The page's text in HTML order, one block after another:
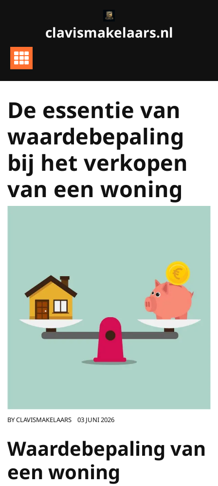
clavismakelaars.nl
De essentie van
waardebepaling
bij het verkopen
van een woning
BYCLAVISMAKELAARS 03 JUNI 2026
Waardebepaling van
een woning